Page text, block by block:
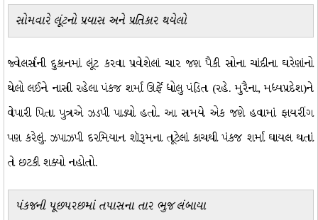
સોમવારે લૂંટનો પ્રયાસ અને પ્રતિકાર થયેલો
જ્વેલર્સની દુકાનમાં લૂંટ કરવા પ્રવેશેલાં ચાર જણ પૈકી સોના ચાંદીના ઘરેણાંનો
થેલો લઈને નાસી રહેલા પંકજ શર્મા ઊર્ફે ધોલુ પંડિત (રહે. મુરૈના, મધ્યપ્રદેશ)ને
વેપારી પિતા પુત્રએ ઝડપી પાડ્યો હતો. આ સમયે એક જણે હવામાં ફાયરીંગ
પણ કરેલું. ઝપાઝપી દરમિયાન શૉરૂમના તૂટેલાં કાચથી પંકજ શર્મા ઘાયલ થતાં
તે છટકી શક્યો નહોતો.
પંકજની પૂછપરછમાં તપાસના તાર ભુજ લંબાયા